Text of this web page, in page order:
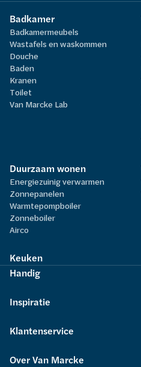
Badkamer
Badkamermeubels
Wastafels en waskommen
Douche
Baden
Kranen
Toilet
Van Marcke Lab
Duurzaam wonen
Energiezuinig verwarmen
Zonnepanelen
Warmtepompboiler
Zonneboiler
Airco
Keuken
Handig
Inspiratie
Klantenservice
Over Van Marcke